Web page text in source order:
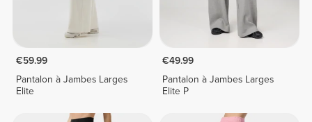
€59.99
Pantalon à Jambes Larges
Elite
€49.99
Pantalon à Jambes Larges
Elite P